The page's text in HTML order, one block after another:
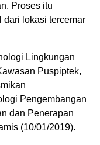
Proses itu
dari lokasi tercemar
Lingkungan
Puspiptek,
Pengembangan
dan Penerapan
(10/01/2019).